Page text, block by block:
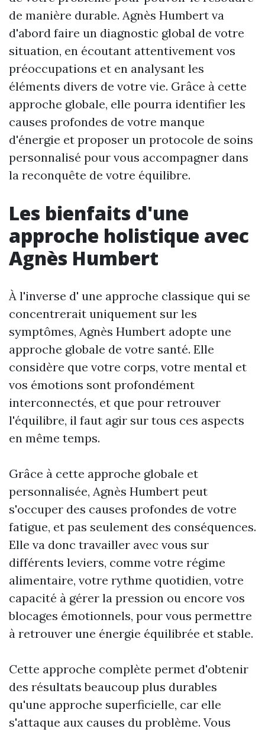
de manière durable. Agnès Humbert va
d'abord faire un diagnostic global de votre
situation, en écoutant attentivement vos
préoccupations et en analysant les
éléments divers de votre vie. Grâce à cette
approche globale, elle pourra identifier les
causes profondes de votre manque
d'énergie et proposer un protocole de soins
personnalisé pour vous accompagner dans
la reconquête de votre équilibre.
Les bienfaits d'une
approche holistique avec
Agnès Humbert
À l'inverse d' une approche classique qui se
concentrerait uniquement sur les
symptômes, Agnès Humbert adopte une
approche globale de votre santé. Elle
considère que votre corps, votre mental et
vos émotions sont profondément
interconnectés, et que pour retrouver
l'équilibre, il faut agir sur tous ces aspects
en même temps.
Grâce à cette approche globale et
personnalisée, Agnès Humbert peut
s'occuper des causes profondes de votre
fatigue, et pas seulement des conséquences.
Elle va donc travailler avec vous sur
différents leviers, comme votre régime
alimentaire, votre rythme quotidien, votre
capacité à gérer la pression ou encore vos
blocages émotionnels, pour vous permettre
à retrouver une énergie équilibrée et stable.
Cette approche complète permet d'obtenir
des résultats beaucoup plus durables
qu'une approche superficielle, car elle
s'attaque aux causes du problème. Vous